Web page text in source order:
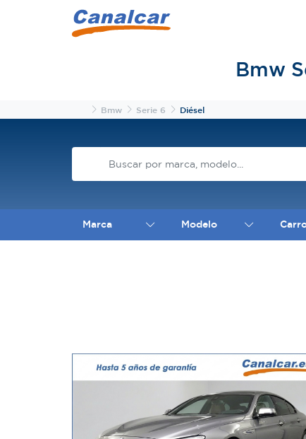
Bmw
InicioBmw Serie 6 Diésel
Marca Modelo